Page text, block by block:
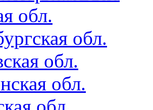
обл.
обл.
обл.
обл.